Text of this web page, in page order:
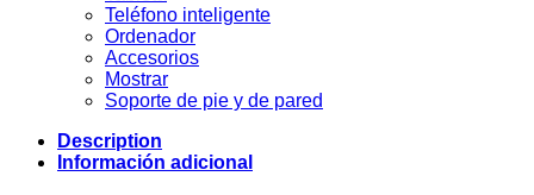
Teléfono inteligente
Ordenador
Accesorios
Mostrar
Soporte de pie y de pared
Description
Información adicional